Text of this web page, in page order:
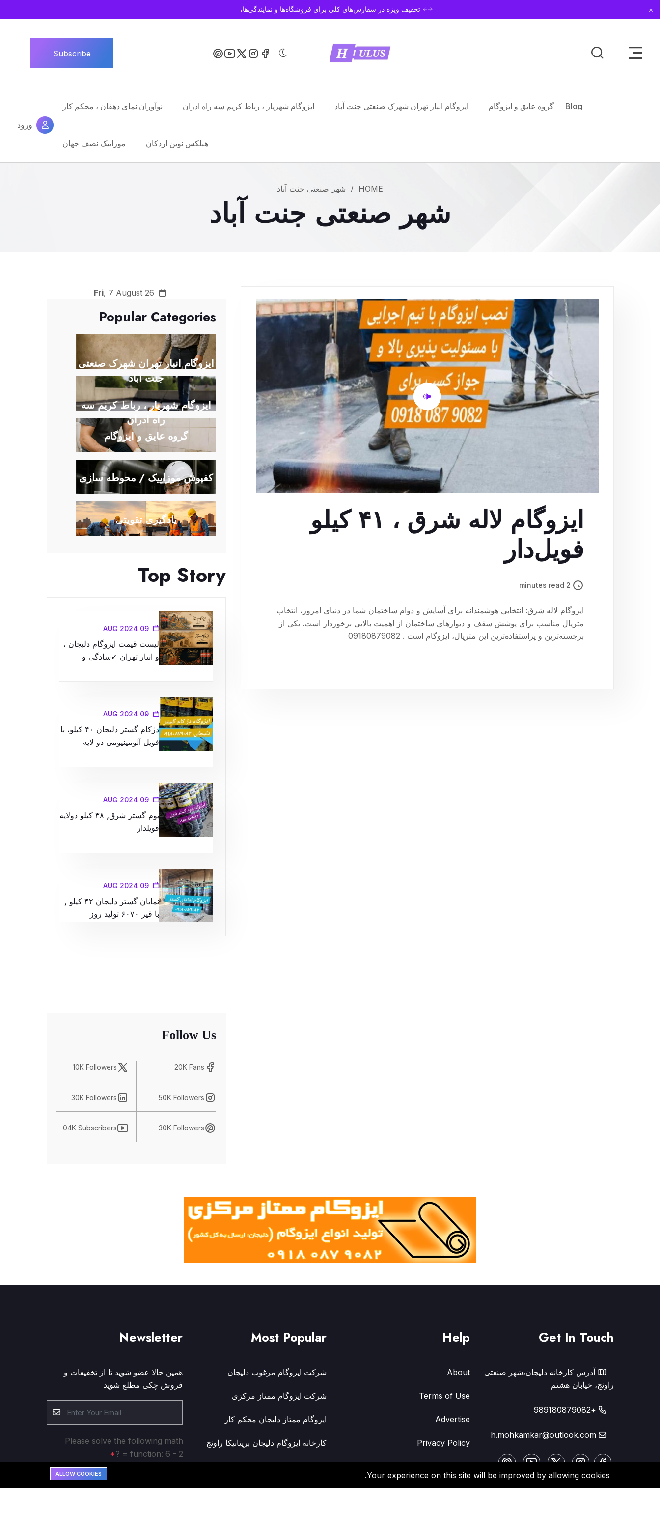
تخفیف ویژه در سفارش‌های کلی برای فروشگاه‌ها و نمایندگی‌ها، Dismiss
Toggle Sidebar
Subscribe
Blog گروه عایق و ایزوگام ایزوگام انبار تهران شهرک صنعتی جنت آباد ایزوگام شهریار ، رباط کریم سه راه ادران نوآوران نمای دهقان ، محکم کار
هبلکس نوین اردکان موزاییک نصف جهان
ورود
HOME
/ شهر صنعتی جنت آباد
شهر صنعتی جنت آباد
ایزوگام لاله شرق ، ۴۱ کیلو
فویل‌دار
2 minutes read
ایزوگام لاله شرق: انتخابی هوشمندانه برای آسایش و دوام ساختمان شما در دنیای امروز، انتخاب
متریال مناسب برای پوشش سقف و دیوارهای ساختمان از اهمیت بالایی برخوردار است. یکی از
برجسته‌ترین و پراستفاده‌ترین این متریال، ایزوگام است . 09180879082
Fri, 7 August 26
Popular Categories
ایزوگام انبار تهران شهرک صنعتی
جنت آباد
ایزوگام شهریار ، رباط کریم سه
راه ادران
گروه عایق و ایزوگام
کفپوش موزاییک / محوطه سازی
یادگیری تقویتی
Top Story
09 AUG 2024
لیست قیمت ایزوگام دلیجان ،
و انبار تهران ✓سادگی و
09 AUG 2024
دژکام گستر دلیجان ۴۰ کیلو، با
فویل آلومینیومی دو لایه
09 AUG 2024
بوم گستر شرق, ۳۸ کیلو دولایه
فویلدار
09 AUG 2024
نمایان گستر دلیجان ۴۲ کیلو ,
با قیر ۶۰۷۰ تولید روز
Follow Us
20K Fans
10K Followers
50K Followers
30K Followers
30K Followers
04K Subscribers
Get In Touch
آدرس کارخانه دلیجان،شهر صنعتی
راونج، خیابان هشتم
+989180879082
h.mohkamkar@outlook.com
Help
About
Terms of Use
Advertise
Privacy Policy
Most Popular
شرکت ایزوگام مرغوب دلیجان
شرکت ایزوگام ممتاز مرکزی
ایزوگام ممتاز دلیجان محکم کار
کارخانه ایزوگام دلیجان بریتانیکا راونج
Newsletter
همین حالا عضو شوید تا از تخفیفات و
فروش چکی مطلع شوید
Please solve the following math
function: 6 - 2 = ?
Your experience on this site will be improved by allowing cookies.
ALLOW COOKIES